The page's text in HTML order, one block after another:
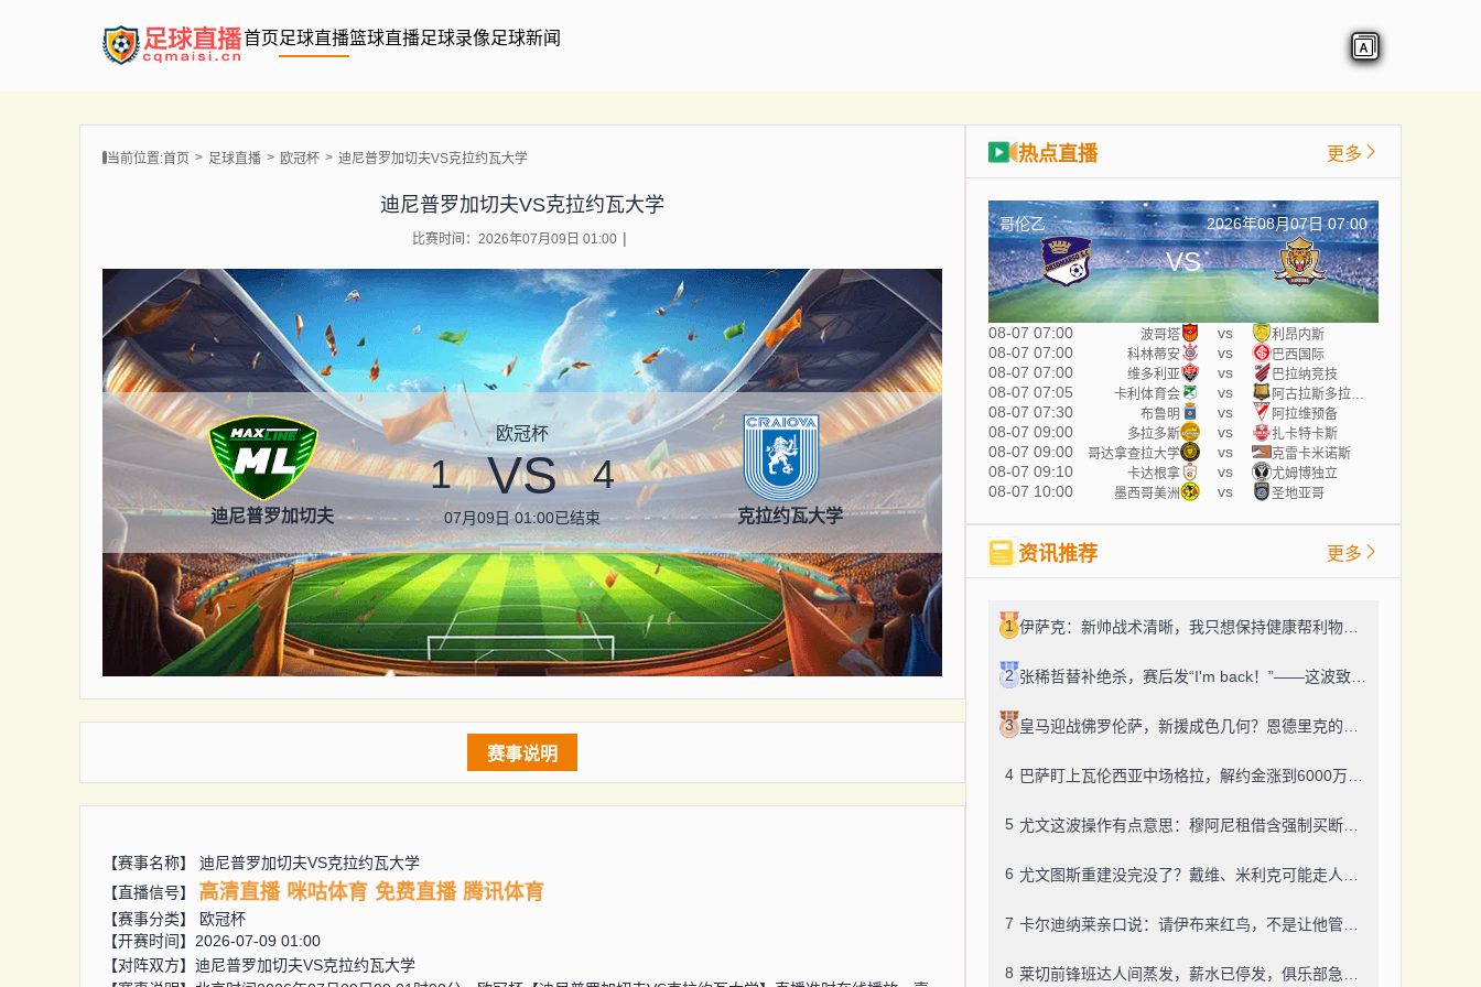
首页足球直播篮球直播足球录像足球新闻
当前位置:首页 足球直播 欧冠杯 迪尼普罗加切夫VS克拉约瓦大学
迪尼普罗加切夫VS克拉约瓦大学
比赛时间：2026年07月09日 01:00
迪尼普罗加切夫
欧冠杯
1 VS 4
07月09日 01:00已结束 克拉约瓦大学
赛事说明
【赛事名称】 迪尼普罗加切夫VS克拉约瓦大学
【直播信号】
高清直播 咪咕体育 免费直播 腾讯体育
【赛事分类】
欧冠杯
【开赛时间】2026-07-09 01:00
【对阵双方】 迪尼普罗加切夫VS克拉约瓦大学
热点直播 更多
哥伦乙 2026年08月07日 07:00
VS
08-07 07:00 波哥塔 vs 利昂内斯
08-07 07:00 科林蒂安 vs 巴西国际
08-07 07:00 维多利亚 vs 巴拉纳竞技
08-07 07:05 卡利体育会 vs 阿古拉斯多拉达斯
08-07 07:30 布鲁明 vs 阿拉维预备
08-07 09:00 多拉多斯 vs 扎卡特卡斯
08-07 09:00 哥达拿查拉大学 vs 克雷卡米诺斯
08-07 09:10 卡达根拿 vs 尤姆博独立
08-07 10:00 墨西哥美洲 vs 圣地亚哥
资讯推荐 更多
1
2
3
4
5
6
7
8